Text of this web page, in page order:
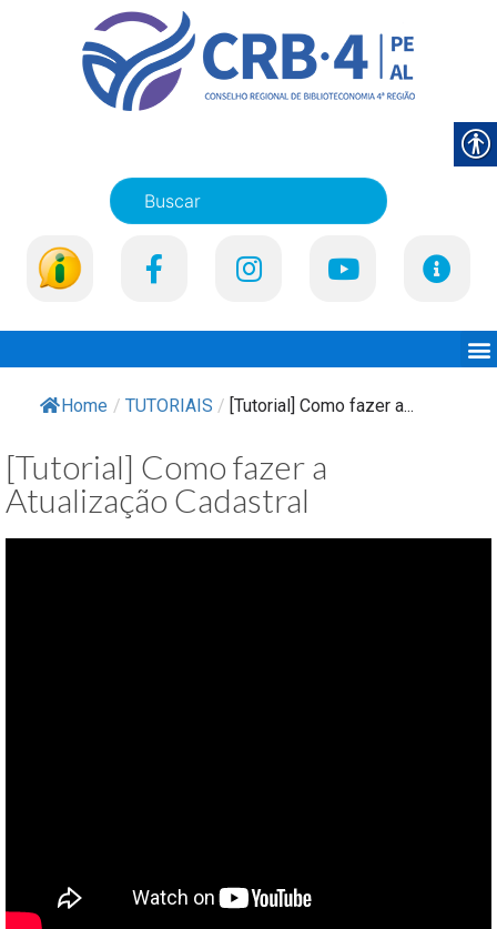
Home / TUTORIAIS / [Tutorial] Como fazer a...
[Tutorial] Como fazer a
Atualização Cadastral